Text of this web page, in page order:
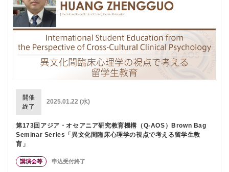
開催
終了
2025.01.22 (水)
第173回アジア・オセアニア研究教育機構（Q-AOS）Brown Bag
Seminar Series「異文化間臨床心理学の視点で考える留学生教
育」
講演会等 申込受付終了